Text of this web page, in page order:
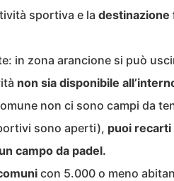
sportiva e la destinazione
in zona arancione si può
non sia disponibile
non ci sono campi da
sono aperti), puoi recarti
campo da padel.
con 5.000 o meno